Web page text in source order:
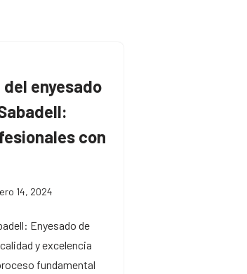
enyesado
con
14, 2024
Enyesado de
y excelencia
fundamental